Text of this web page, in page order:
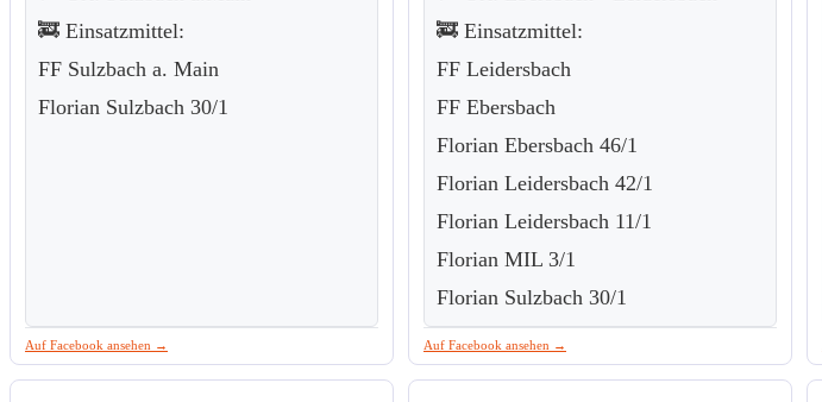
🚒 Einsatzmittel:
FF Sulzbach a. Main
Florian Sulzbach 30/1
Auf Facebook ansehen →
🚒 Einsatzmittel:
FF Leidersbach
FF Ebersbach
Florian Ebersbach 46/1
Florian Leidersbach 42/1
Florian Leidersbach 11/1
Florian MIL 3/1
Florian Sulzbach 30/1
Auf Facebook ansehen →